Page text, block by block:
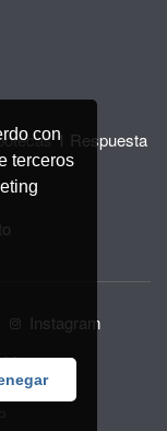
con
terceros
1 Respuesta
Instagram